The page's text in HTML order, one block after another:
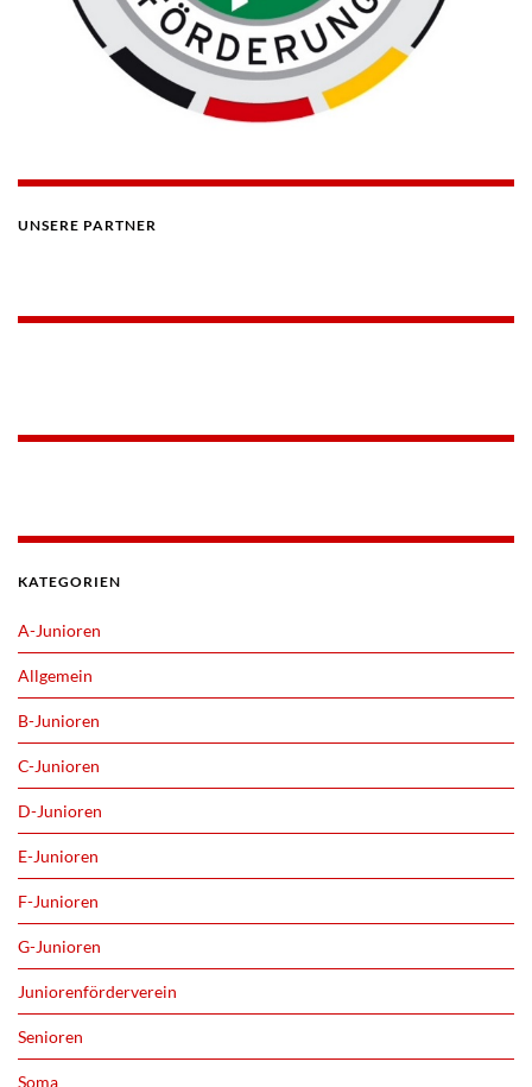
UNSERE PARTNER
KATEGORIEN
A-Junioren
Allgemein
B-Junioren
C-Junioren
D-Junioren
E-Junioren
F-Junioren
G-Junioren
Juniorenförderverein
Senioren
Soma